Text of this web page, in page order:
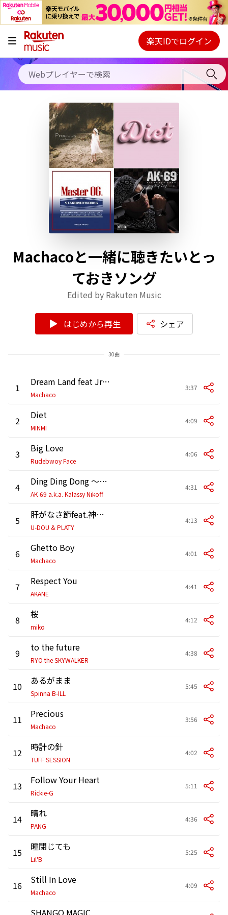
キャンペーン
料金プラン
使い方
初回30日間無料お試し
Webプレイヤー
ご契約内容の確認・変更
楽天IDでログイン
Machacoと一緒に聴きたいとっ
ておきソング
Edited by Rakuten Music
はじめから再生 シェア
30曲
1 Dream Land feat Jr,Kelly
Machaco
3:37
2 Diet
MINMI
4:09
3 Big Love
Rudebwoy Face
4:06
4 Ding Ding Dong ～心の鐘～
AK-69 a.k.a. Kalassy Nikoff
4:31
5 肝がなさ節feat.神谷千尋
U-DOU & PLATY
4:13
6 Ghetto Boy
Machaco
4:01
7 Respect You
AKANE
4:41
8 桜
miko
4:12
9 to the future
RYO the SKYWALKER
4:38
10 あるがまま
Spinna B-ILL
5:45
11 Precious
Machaco
3:56
12 時計の針
TUFF SESSION
4:02
13 Follow Your Heart
Rickie-G
5:11
14 晴れ
PANG
4:36
15 瞳閉じても
Lil'B
5:25
16 Still In Love
Machaco
4:09
SHANGO MAGIC